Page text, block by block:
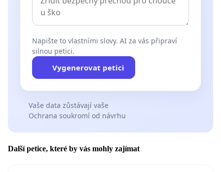
Napište to vlastními slovy. AI za vás připraví
silnou petici.
Vygenerovat petici
Vaše data zůstávají vaše
Ochrana soukromí od návrhu
Další petice, které by vás mohly zajímat